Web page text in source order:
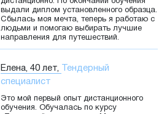
выдали диплом установленного образца.
Сбылась моя мечта, теперь я работаю с
людьми и помогаю выбирать лучшие
направления для путешествий.
Елена, 40 лет,
Тендерный
специалист
Это мой первый опыт дистанционного
обучения. Обучалась по курсу